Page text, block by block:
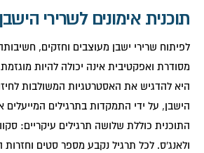
תוכנית אימונים לשרירי הישבן
לפיתוח שרירי ישבן מעוצבים וחזקים,
מסודרת ואפקטיבית אינה יכולה להיות
היא להדגיש את האסטרטגיות המשולבות
הישבן, על ידי התמקדות בתרגילים המייעלים
התוכנית כוללת שלושה תרגילים עיקריים:
ולאנג'ס. לכל תרגיל נקבע מספר סטים